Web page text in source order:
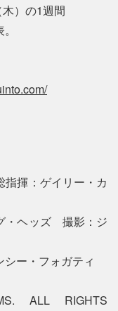
）の1週間
揮：ゲイリー・カ
・ヘッズ 撮影：ジ
ー・フォガティ
ALL RIGHTS